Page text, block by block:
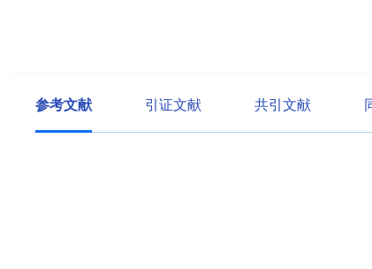
参考文献 引证文献 共引文献